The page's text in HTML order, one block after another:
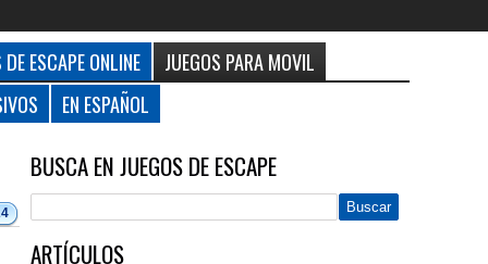
ESCAPE ONLINE
JUEGOS PARA MOVIL
EN ESPAÑOL
BUSCA EN JUEGOS DE ESCAPE
ARTÍCULOS